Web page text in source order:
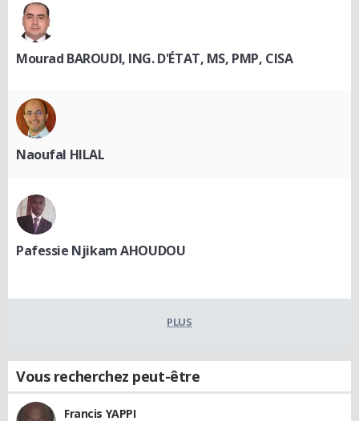
Mourad BAROUDI, ING. D'ÉTAT, MS, PMP, CISA
Naoufal HILAL
Pafessie Njikam AHOUDOU
PLUS
Vous recherchez peut-être
Francis YAPPI